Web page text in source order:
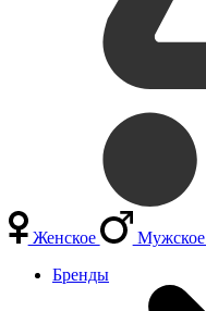
Женское Мужское
Бренды